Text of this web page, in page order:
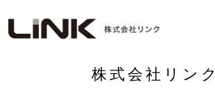
株式会社リンク